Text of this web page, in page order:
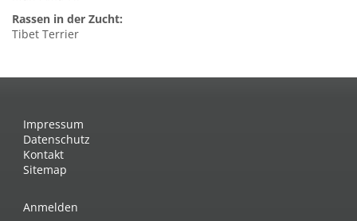
Rassen in der Zucht:
Tibet Terrier
Impressum
Datenschutz
Kontakt
Sitemap
Anmelden